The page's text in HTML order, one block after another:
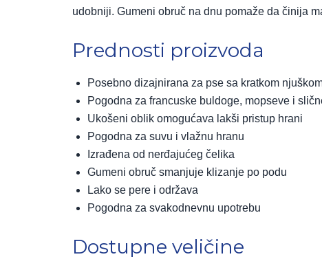
udobniji. Gumeni obruč na dnu pomaže da činija
Prednosti proizvoda
Posebno dizajnirana za pse sa kratkom
Pogodna za francuske buldoge, mopseve i
Ukošeni oblik omogućava lakši pristup hrani
Pogodna za suvu i vlažnu hranu
Izrađena od nerđajućeg čelika
Gumeni obruč smanjuje klizanje po podu
Lako se pere i održava
Pogodna za svakodnevnu upotrebu
Dostupne veličine